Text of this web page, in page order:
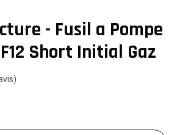
- Fusil a Pompe
Short Initial Gaz